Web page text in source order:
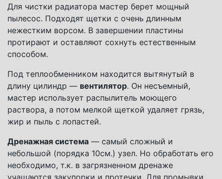
Для чистки радиатора мастер берет мощный
пылесос. Подходят щетки с очень длинным
нежестким ворсом. В завершении пластины
протирают и оставляют сохнуть естественным
способом.
Под теплообменником находится вытянутый в
длину цилиндр — вентилятор. Он несъемный,
мастер использует распылитель моющего
раствора, а потом мелкой щеткой удаляет грязь,
жир и пыль с лопастей.
Дренажная система — самый сложный и
небольшой (порядка 10см.) узел. Но обработать его
необходимо, т.к. в загрязненном дренаже
учащаются закупорки и протечки. Для промывки